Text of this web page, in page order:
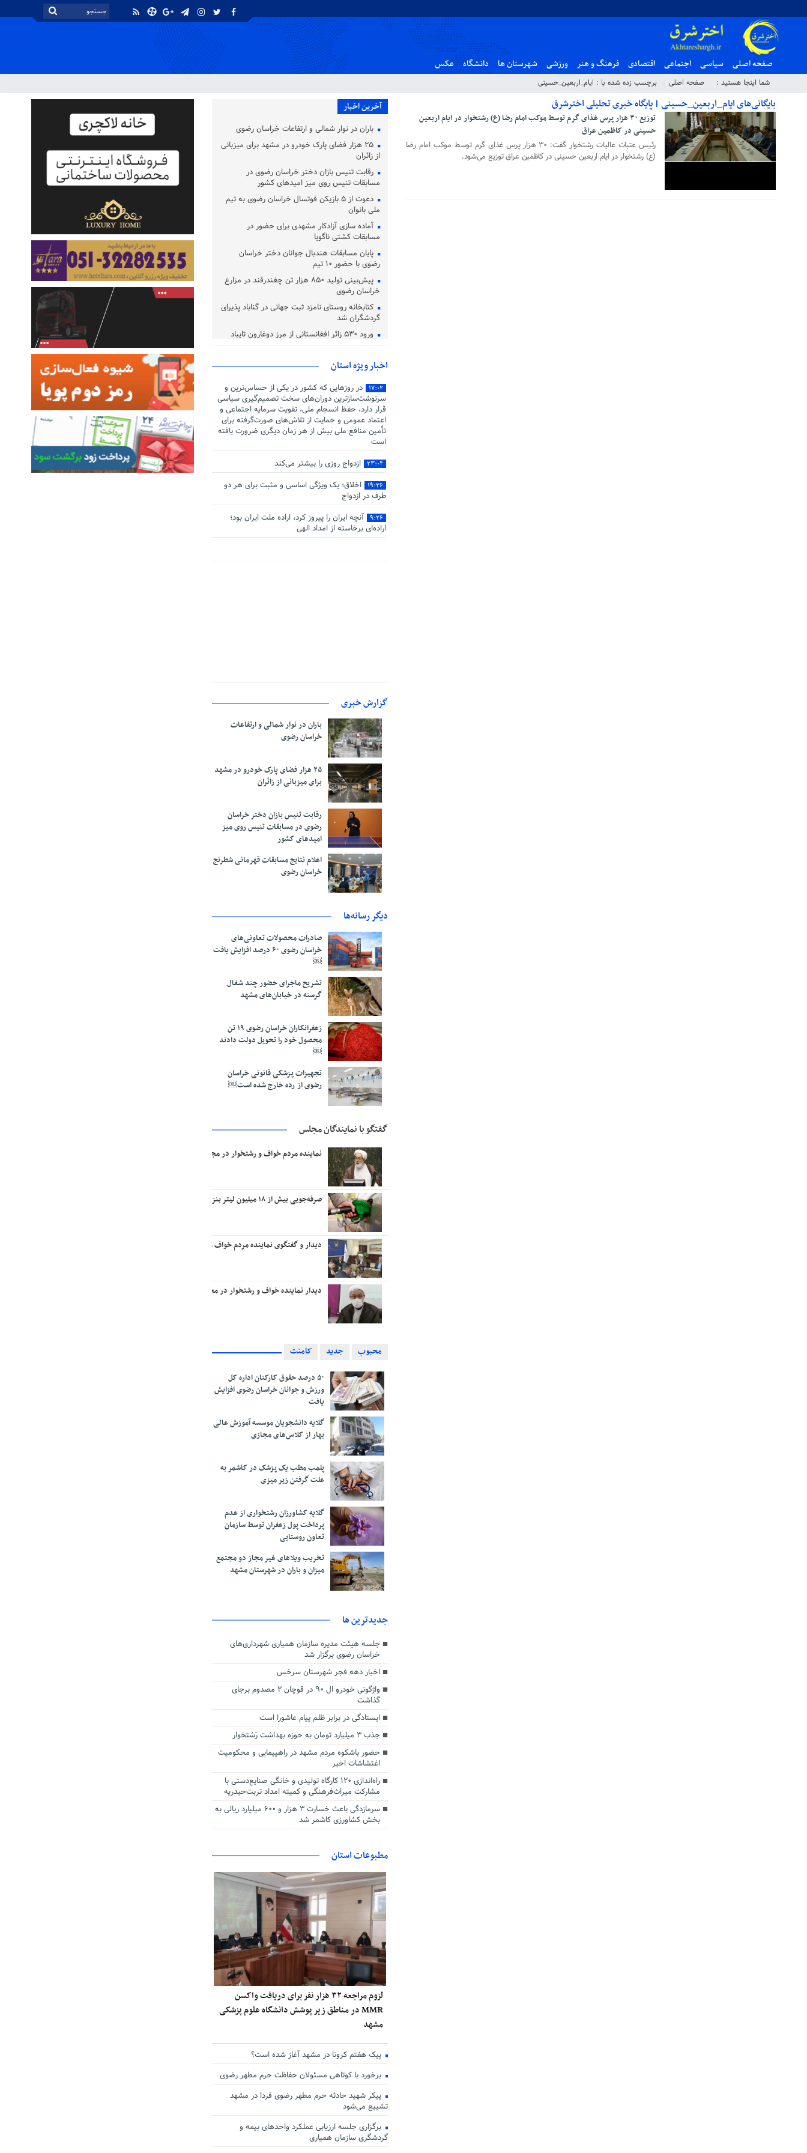
صفحه اصلی سیاسی اجتماعی اقتصادی فرهنگ و هنر ورزشی شهرستان ها دانشگاه عکس
شما اینجا هستید : صفحه اصلی برچسب زده شده با : ایام_اربعین_حسینی
بایگانی‌های ایام_اربعین_حسینی | پایگاه خبری تحلیلی اخترشرق
۱۰ مهر ۱۳۹۸
توزیع ۳۰ هزار پرس غذای گرم توسط موکب امام رضا (ع) رشتخوار در ایام اربعین
حسینی در کاظمین عراق
رئیس عتبات عالیات رشتخوار گفت: ۳۰ هزار پرس غذای گرم توسط موکب امام رضا
(ع) رشتخوار در ایام اربعین حسینی در کاظمین عراق توزیع می‌شود.
آخرین اخبار
باران در نوار شمالی و ارتفاعات خراسان رضوی
۲۵ هزار فضای پارک خودرو در مشهد برای میزبانی
از زائران
رقابت تنیس بازان دختر خراسان رضوی در
مسابقات تنیس روی میز امیدهای کشور
دعوت از ۵ بازیکن فوتسال خراسان رضوی به تیم
ملی بانوان
آماده‌ سازی آزادکار مشهدی برای حضور در
مسابقات کشتی ناگویا
پایان مسابقات هندبال جوانان دختر خراسان
رضوی با حضور ۱۰ تیم
پیش‌بینی تولید ۸۵۰ هزار تن چغندرقند در مزارع
خراسان رضوی
کتابخانه روستای نامزد ثبت جهانی در گناباد پذیرای
گردشگران شد
ورود ۵۳۰ زائر افغانستانی از مرز دوغارون تایباد
اخبار ویژه استان
۱۷:۰۲
در روزهایی که کشور در یکی از حساس‌ترین و
سرنوشت‌سازترین دوران‌های سخت تصمیم‌گیری سیاسی
قرار دارد، حفظ انسجام ملی، تقویت سرمایه اجتماعی و
اعتماد عمومی و حمایت از تلاش‌های صورت‌گرفته برای
تأمین منافع ملی بیش از هر زمان دیگری ضرورت یافته
است
۲۳:۰۴ ازدواج روزی را بیشتر می‌کند
۱۹:۲۶
اخلاق؛ یک ویژگی اساسی و مثبت برای هر دو
طرف در ازدواج
۹:۲۶
آنچه ایران را پیروز کرد، اراده ملت ایران بود؛
اراده‌ای برخاسته از امداد الهی
گزارش خبری
باران در نوار شمالی و ارتفاعات
خراسان رضوی
۲۵ هزار فضای پارک خودرو در مشهد
برای میزبانی از زائران
رقابت تنیس بازان دختر خراسان
رضوی در مسابقات تنیس روی میز
امیدهای کشور
اعلام نتایج مسابقات قهرمانی شطرنج
خراسان رضوی
دیگر رسانه‌ها
صادرات محصولات تعاونی‌های
خراسان رضوی ۶۰ درصد افزایش یافت
￼
تشریح ماجرای حضور چند شغال
گرسنه در خیابان‌های مشهد
زعفرانکاران خراسان رضوی ۱۹ تن
محصول خود را تحویل دولت دادند
￼
تجهیزات پزشکی قانونی خراسان
رضوی از رده خارج شده است￼
گفتگو با نمایندگان مجلس
نماینده مردم خواف و رشتخوار در مجلس: تا وقتی متون درسی متحول نشود تحول در مجموعه‌های آموزشی
صرفه‌جویی بیش از ۱۸ میلیون لیتر بنزین در منطقه تربت‌حیدریه￼
دیدار و گفتگوی نماینده مردم خواف و رشتخوار در مجلس با وزیر راه و شهرسازی
دیدار نماینده خواف و رشتخوار در مجلس با وزیر میراث فرهنگی، گردشگری و صنایع‌دستی￼
محبوب جدید کامنت
۵۰ درصد حقوق کارکنان اداره کل
ورزش و جوانان خراسان رضوی افزایش
یافت
گلایه دانشجویان موسسه آموزش عالی
بهار از کلاس‌های مجازی
پلمب مطب یک پزشک در کاشمر به
علت گرفتن زیر میزی
گلایه کشاورزان رشتخواری از عدم
پرداخت پول زعفران توسط سازمان
تعاون روستایی
تخریب ویلاهای غیر مجاز دو مجتمع
میزان و باران در شهرستان مشهد
جديدترين ها
جلسه هیئت مدیره سازمان همیاری شهرداری‌های
خراسان رضوی برگزار شد
اخبار دهه فجر شهرستان سرخس
واژگونی خودرو ال ۹۰ در قوچان ۲ مصدوم برجای
گذاشت
ایستادگی در برابر ظلم پیام عاشورا است
جذب ۳ میلیارد تومان به حوزه بهداشت رَشتخوار
حضور باشکوه مردم مشهد در راهپیمایی و محکومیت
اغتشاشات اخیر
راه‌اندازی ۱۲۰ کارگاه تولیدی و خانگی صنایع‌دستی با
مشارکت میراث‌فرهنگی و کمیته امداد تربت‌حیدریه
سرمازدگی باعث خسارت ۳ هزار و ۶۰۰ میلیارد ریالی به
بخش کشاورزی کاشمر شد
مطبوعات استان
لزوم مراجعه ۳۲ هزار نفر برای دریافت واکسن
MMR در مناطق زیر پوشش دانشگاه علوم پزشکی
مشهد
پیک هفتم کرونا در مشهد آغاز شده است؟
برخورد با کوتاهی مسئولان حفاظت حرم مطهر رضوی
پیکر شهید حادثه حرم مطهر رضوی فردا در مشهد
تشییع می‌شود
برگزاری جلسه ارزیابی عملکرد واحدهای بیمه و
گردشگری سازمان همیاری